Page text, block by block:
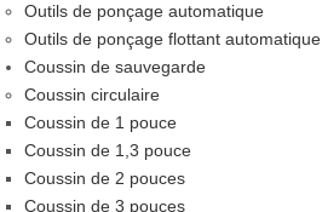
Outils de ponçage automatique
Outils de ponçage flottant automatique
Coussin de sauvegarde
Coussin circulaire
Coussin de 1 pouce
Coussin de 1,3 pouce
Coussin de 2 pouces
Coussin de 3 pouces